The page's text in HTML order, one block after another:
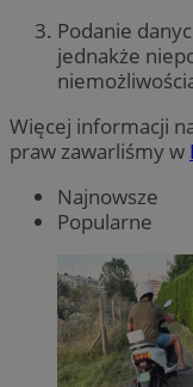
Podanie
jednakże
Więcej informacji
praw zawarliśmy w
Najnowsze
Popularne